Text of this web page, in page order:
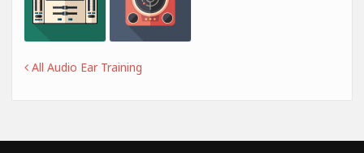
All Audio Ear Training